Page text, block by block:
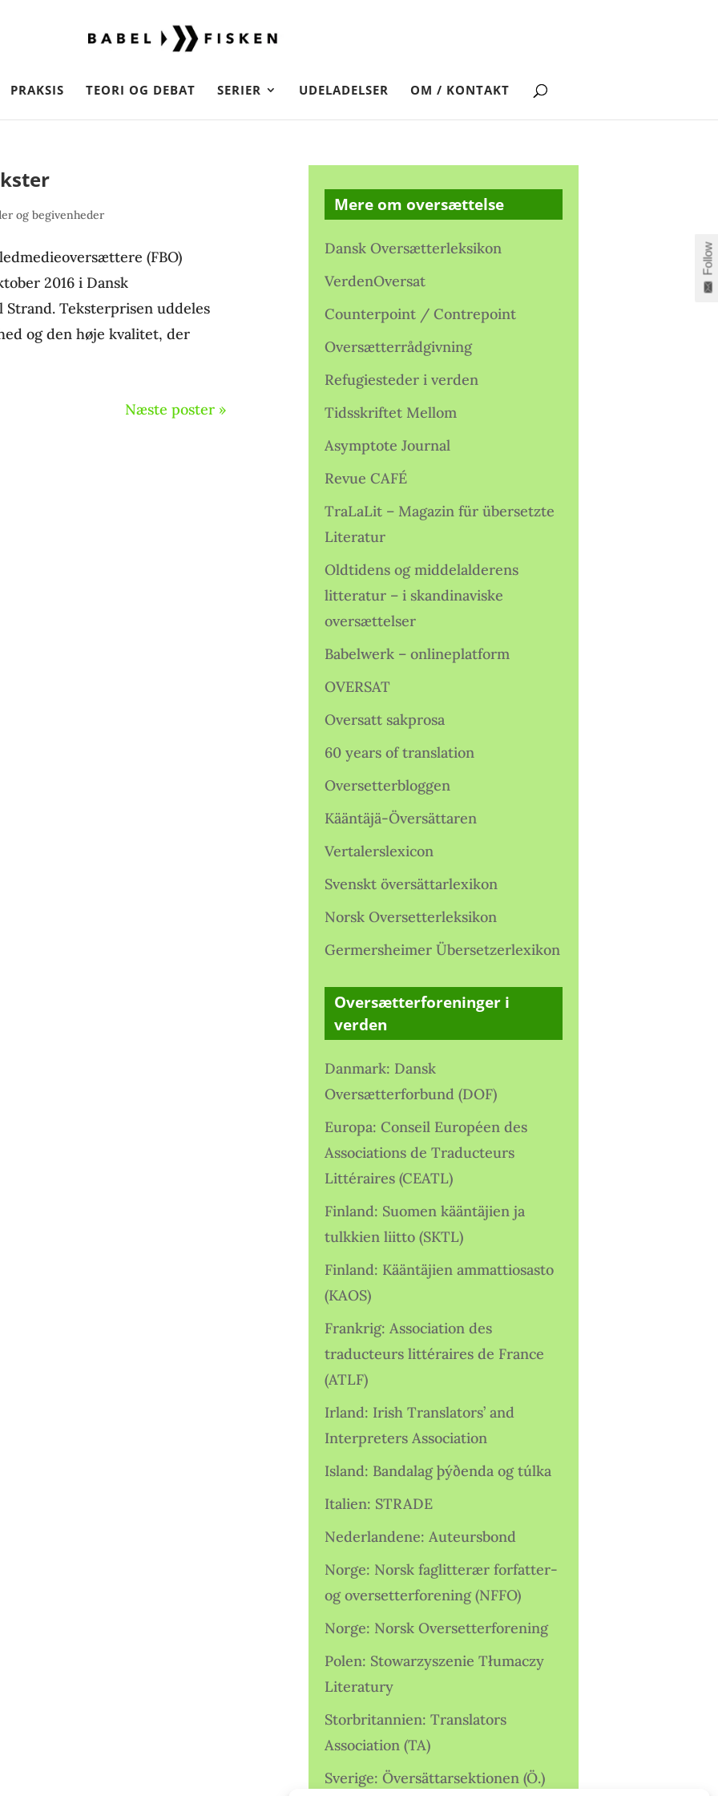
PRAKSIS TEORI OG DEBAT SERIER UDELADELSER OM / KONTAKT
og begivenheder
(FBO)
2016 i Dansk
Strand. Teksterprisen uddeles
og den høje kvalitet, der
Næste poster »
Mere om oversættelse
Dansk Oversætterleksikon
VerdenOversat
Counterpoint / Contrepoint
Oversætterrådgivning
Refugiesteder i verden
Tidsskriftet Mellom
Asymptote Journal
Revue CAFÉ
TraLaLit – Magazin für übersetzte
Literatur
Oldtidens og middelalderens
litteratur – i skandinaviske
oversættelser
Babelwerk – onlineplatform
OVERSAT
Oversatt sakprosa
60 years of translation
Oversetterbloggen
Kääntäjä-Översättaren
Vertalerslexicon
Svenskt översättarlexikon
Norsk Oversetterleksikon
Germersheimer Übersetzerlexikon
Oversætterforeninger i
verden
Danmark: Dansk
Oversætterforbund (DOF)
Europa: Conseil Européen des
Associations de Traducteurs
Littéraires (CEATL)
Finland: Suomen kääntäjien ja
tulkkien liitto (SKTL)
Finland: Kääntäjien ammattiosasto
(KAOS)
Frankrig: Association des
traducteurs littéraires de France
(ATLF)
Irland: Irish Translators’ and
Interpreters Association
Island: Bandalag þýðenda og túlka
Italien: STRADE
Nederlandene: Auteursbond
Norge: Norsk faglitterær forfatter-
og oversetterforening (NFFO)
Norge: Norsk Oversetterforening
Polen: Stowarzyszenie Tłumaczy
Literatury
Storbritannien: Translators
Association (TA)
Sverige: Översättarsektionen (Ö.)
Follow